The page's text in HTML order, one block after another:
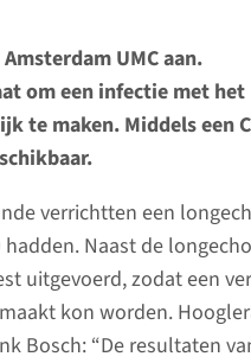
UMC aan.
om een infectie met het
te maken. Middels een
verrichtten een
Naast de
uitgevoerd, zodat een
kon worden.
Bosch: “De resultaten